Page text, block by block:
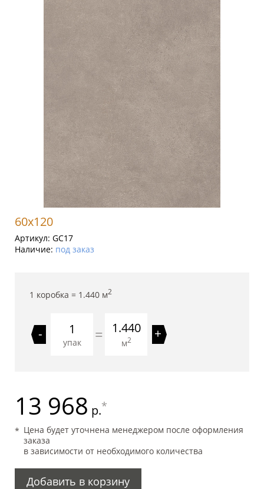
60x120
Артикул: GC17
Наличие: под заказ
1 коробка = 1.440 м2
-
упак = 1.440
м2 +
13 968 р.*
Цена будет уточнена менеджером после оформления
заказа
в зависимости от необходимого количества
Добавить в корзину